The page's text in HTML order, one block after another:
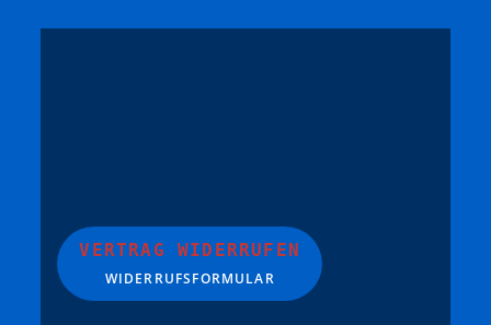
VERTRAG WIDERRUFEN
WIDERRUFSFORMULAR